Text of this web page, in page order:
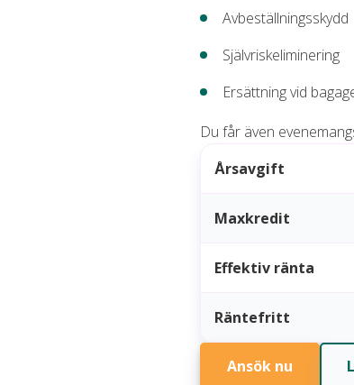
Avbeställningsskydd
Självriskeliminering
Ersättning vid
Du får även
Årsavgift
Maxkredit
Effektiv ränta
Räntefritt
Ansök nu